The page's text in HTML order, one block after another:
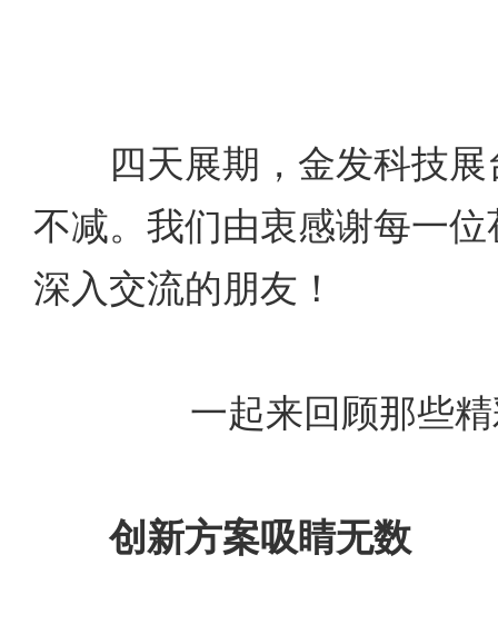
四天展期，金发科技展
不减。我们由衷感谢每一
深入交流的朋友！
一起来回顾那些
创新方案吸睛无数